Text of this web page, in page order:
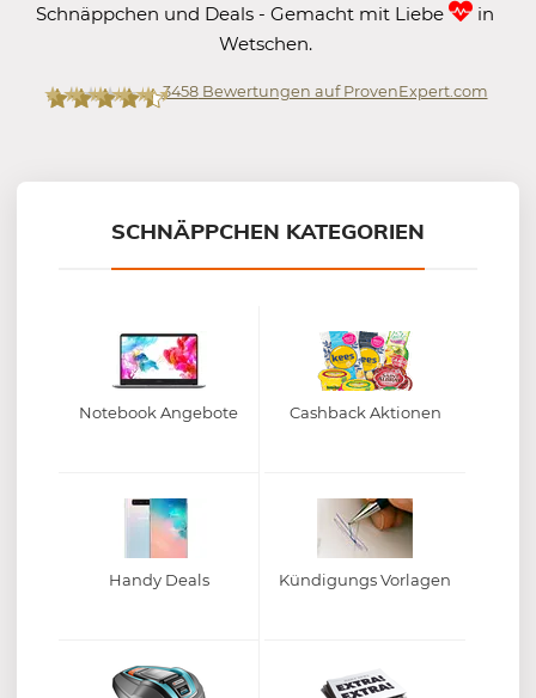
Schnäppchen und Deals - Gemacht mit Liebe
in
Wetschen.
3458Bewertungen auf ProvenExpert.com
SCHNÄPPCHEN KATEGORIEN
Notebook Angebote Cashback Aktionen
Handy Deals Kündigungs Vorlagen